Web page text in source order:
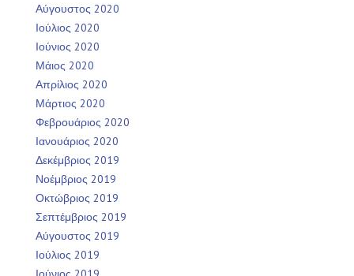
Αύγουστος 2020
Ιούλιος 2020
Ιούνιος 2020
Μάιος 2020
Απρίλιος 2020
Μάρτιος 2020
Φεβρουάριος 2020
Ιανουάριος 2020
Δεκέμβριος 2019
Νοέμβριος 2019
Οκτώβριος 2019
Σεπτέμβριος 2019
Αύγουστος 2019
Ιούλιος 2019